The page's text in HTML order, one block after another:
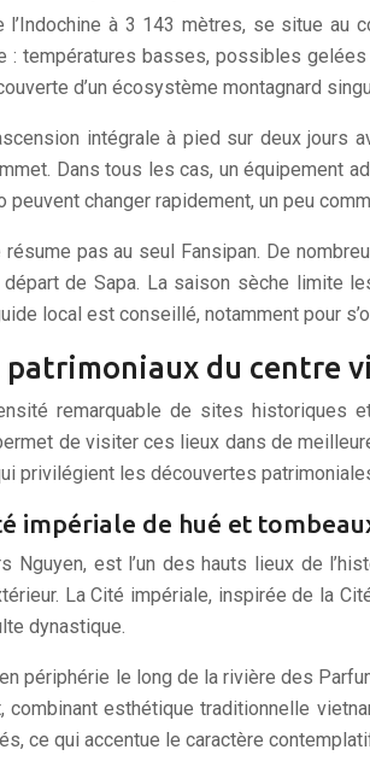
l’Indochine à 3 143 mètres, se situe
: températures basses, possibles
d’un écosystème montagnard
intégrale à pied sur deux jours
Dans tous les cas, un équipement
changer rapidement, un peu
pas au seul Fansipan. De
départ de Sapa. La saison sèche
local est conseillé, notamment pour
du centre
remarquable de sites
de visiter ces lieux dans de
privilégient les découvertes
impériale de hué et
Nguyen, est l’un des hauts lieux de
La Cité impériale, inspirée de la
dynastique.
périphérie le long de la rivière des
esthétique traditionnelle
ce qui accentue le caractère